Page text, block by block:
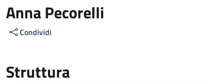
Anna Pecorelli
Condividi
Struttura